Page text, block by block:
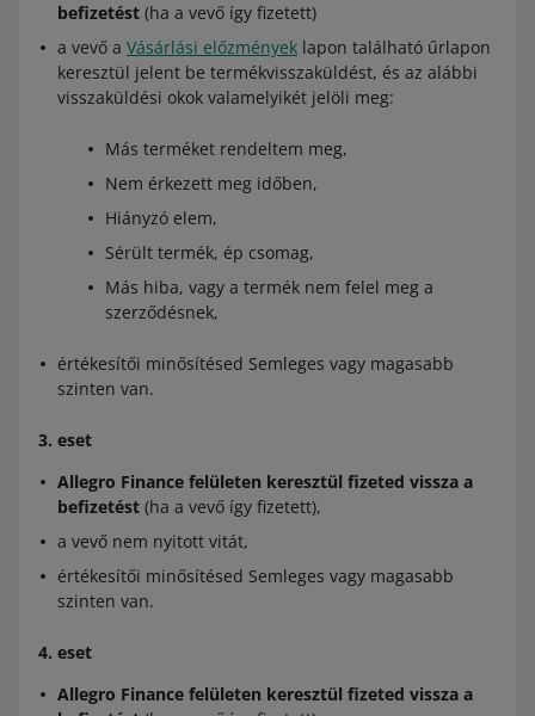
befizetést (ha a vevő így fizetett)
a vevő a Vásárlási előzmények lapon található űrlapon
keresztül jelent be termékvisszaküldést, és az alábbi
visszaküldési okok valamelyikét jelöli meg:
Más terméket rendeltem meg,
Nem érkezett meg időben,
Hiányzó elem,
Sérült termék, ép csomag,
Más hiba, vagy a termék nem felel meg a
szerződésnek,
értékesítői minősítésed Semleges vagy magasabb
szinten van.
3. eset
Allegro Finance felületen keresztül fizeted vissza a
befizetést (ha a vevő így fizetett),
a vevő nem nyitott vitát,
értékesítői minősítésed Semleges vagy magasabb
szinten van.
4. eset
Allegro Finance felületen keresztül fizeted vissza a